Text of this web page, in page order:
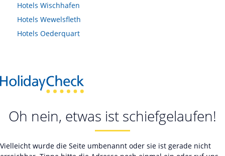
Hotels Wischhafen
Hotels Wewelsfleth
Hotels Oederquart
Oh nein, etwas ist schiefgelaufen!
Vielleicht wurde die Seite umbenannt oder sie ist gerade nicht